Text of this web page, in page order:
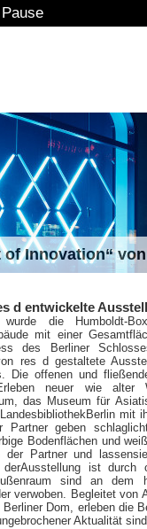
Innovation“
d entwickelte
die Humboldt-
mit einer
des Berliner
res d gestaltete
Die offenen und
neuer wie alter
das Museum für
mit
Partner geben
Bodenflächen und
der Partner und
derAusstellung ist
sind an
verwoben. Begleitet von
Dom, erleben die
Aktualität